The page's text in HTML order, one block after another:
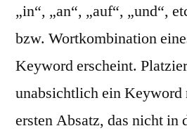
„in“, „an“, „auf“, „und“,
bzw. Wortkombination
Keyword erscheint.
unabsichtlich ein Keyword
ersten Absatz, das nicht in